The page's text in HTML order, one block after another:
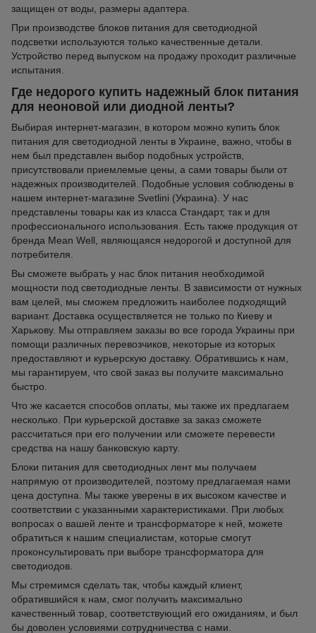
защищен от воды, размеры адаптера.
При производстве блоков питания для светодиодной
подсветки используются только качественные детали.
Устройство перед выпуском на продажу проходит различные
испытания.
Где недорого купить надежный блок питания
для неоновой или диодной ленты?
Выбирая интернет-магазин, в котором можно купить блок
питания для светодиодной ленты в Украине, важно, чтобы в
нем был представлен выбор подобных устройств,
присутствовали приемлемые цены, а сами товары были от
надежных производителей. Подобные условия соблюдены в
нашем интернет-магазине Svetlini (Украина). У нас
представлены товары как из класса Стандарт, так и для
профессионального использования. Есть также продукция от
бренда Mean Well, являющаяся недорогой и доступной для
потребителя.
Вы сможете выбрать у нас блок питания необходимой
мощности под светодиодные ленты. В зависимости от нужных
вам целей, мы сможем предложить наиболее подходящий
вариант. Доставка осуществляется не только по Киеву и
Харькову. Мы отправляем заказы во все города Украины при
помощи различных перевозчиков, некоторые из которых
предоставляют и курьерскую доставку. Обратившись к нам,
мы гарантируем, что свой заказ вы получите максимально
быстро.
Что же касается способов оплаты, мы также их предлагаем
несколько. При курьерской доставке за заказ сможете
рассчитаться при его получении или сможете перевести
средства на нашу банковскую карту.
Блоки питания для светодиодных лент мы получаем
напрямую от производителей, поэтому предлагаемая нами
цена доступна. Мы также уверены в их высоком качестве и
соответствии с указанными характеристиками. При любых
вопросах о вашей ленте и трансформаторе к ней, можете
обратиться к нашим специалистам, которые смогут
проконсультировать при выборе трансформатора для
светодиодов.
Мы стремимся сделать так, чтобы каждый клиент,
обратившийся к нам, смог получить максимально
качественный товар, соответствующий его ожиданиям, и был
бы доволен условиями сотрудничества с нами.